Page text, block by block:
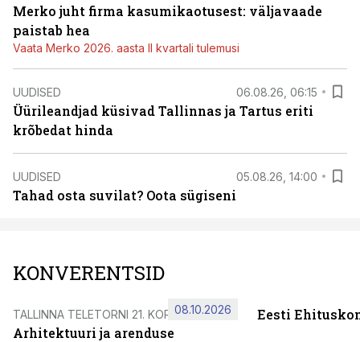
Merko juht firma kasumikaotusest: väljavaade
paistab hea
Vaata Merko 2026. aasta II kvartali tulemusi
UUDISED 06.08.26, 06:15
Üürileandjad küsivad Tallinnas ja Tartus eriti
krõbedat hinda
UUDISED 05.08.26, 14:00
Tahad osta suvilat? Oota sügiseni
KONVERENTSID
TALLINNA TELETORNI 21. KORRUSEL
Arhitektuuri ja arenduse
08.10.2026 Eesti